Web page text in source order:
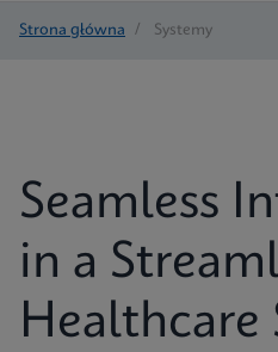
Strona główna / Systemy
Seamless
in a
Healthcare